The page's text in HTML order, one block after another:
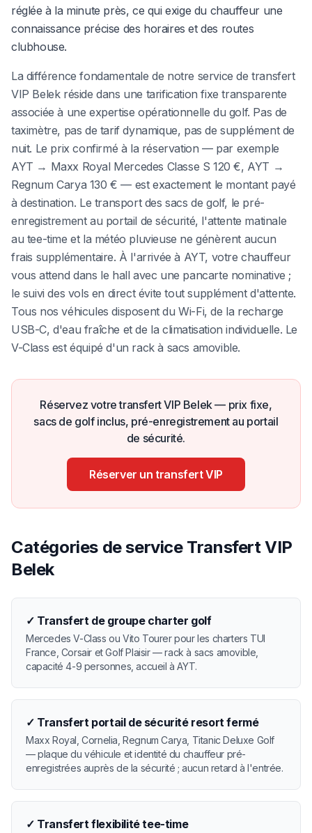
réglée à la minute près, ce qui exige du chauffeur une
connaissance précise des horaires et des routes
clubhouse.
La différence fondamentale de notre service de transfert
VIP Belek réside dans une tarification fixe transparente
associée à une expertise opérationnelle du golf. Pas de
taximètre, pas de tarif dynamique, pas de supplément de
nuit. Le prix confirmé à la réservation — par exemple
AYT → Maxx Royal Mercedes Classe S 120 €, AYT →
Regnum Carya 130 € — est exactement le montant payé
à destination. Le transport des sacs de golf, le pré-
enregistrement au portail de sécurité, l'attente matinale
au tee-time et la météo pluvieuse ne génèrent aucun
frais supplémentaire. À l'arrivée à AYT, votre chauffeur
vous attend dans le hall avec une pancarte nominative ;
le suivi des vols en direct évite tout supplément d'attente.
Tous nos véhicules disposent du Wi-Fi, de la recharge
USB-C, d'eau fraîche et de la climatisation individuelle. Le
V-Class est équipé d'un rack à sacs amovible.
Réservez votre transfert VIP Belek — prix fixe,
sacs de golf inclus, pré-enregistrement au portail
de sécurité.
Réserver un transfert VIP
Catégories de service Transfert VIP
Belek
✓ Transfert de groupe charter golf
Mercedes V-Class ou Vito Tourer pour les charters TUI
France, Corsair et Golf Plaisir — rack à sacs amovible,
capacité 4-9 personnes, accueil à AYT.
✓ Transfert portail de sécurité resort fermé
Maxx Royal, Cornelia, Regnum Carya, Titanic Deluxe Golf
— plaque du véhicule et identité du chauffeur pré-
enregistrées auprès de la sécurité ; aucun retard à l'entrée.
✓ Transfert flexibilité tee-time